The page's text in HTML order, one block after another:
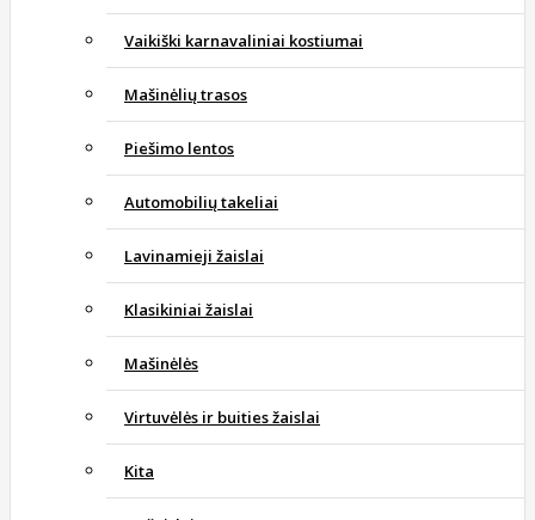
Vaikiški karnavaliniai kostiumai
Mašinėlių trasos
Piešimo lentos
Automobilių takeliai
Lavinamieji žaislai
Klasikiniai žaislai
Mašinėlės
Virtuvėlės ir buities žaislai
Kita